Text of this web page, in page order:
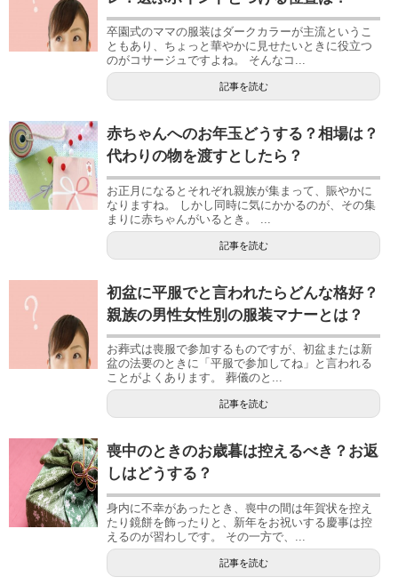
卒園式のママの服装はダークカラーが主流というこ
ともあり、ちょっと華やかに見せたいときに役立つ
のがコサージュですよね。 そんなコ...
記事を読む
赤ちゃんへのお年玉どうする？相場は？
代わりの物を渡すとしたら？
お正月になるとそれぞれ親族が集まって、賑やかに
なりますね。 しかし同時に気にかかるのが、その集
まりに赤ちゃんがいるとき。 ...
記事を読む
初盆に平服でと言われたらどんな格好？
親族の男性女性別の服装マナーとは？
お葬式は喪服で参加するものですが、初盆または新
盆の法要のときに「平服で参加してね」と言われる
ことがよくあります。 葬儀のと...
記事を読む
喪中のときのお歳暮は控えるべき？お返
しはどうする？
身内に不幸があったとき、喪中の間は年賀状を控え
たり鏡餅を飾ったりと、新年をお祝いする慶事は控
えるのが習わしです。 その一方で、...
記事を読む